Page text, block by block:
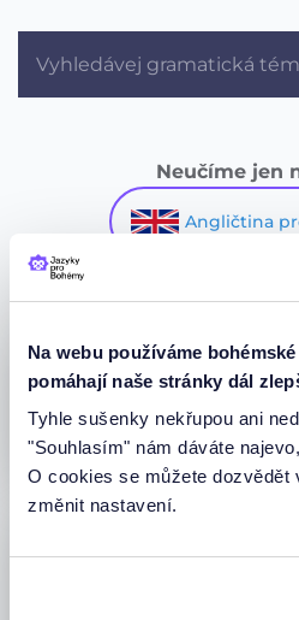
Na webu používáme
pomáhají naše stránky dál
Tyhle sušenky nekřupou ani
"Souhlasím" nám dáváte
O cookies se můžete dozvědět
změnit nastavení.
Neučíme jen
Angličtina
Podpořte nás